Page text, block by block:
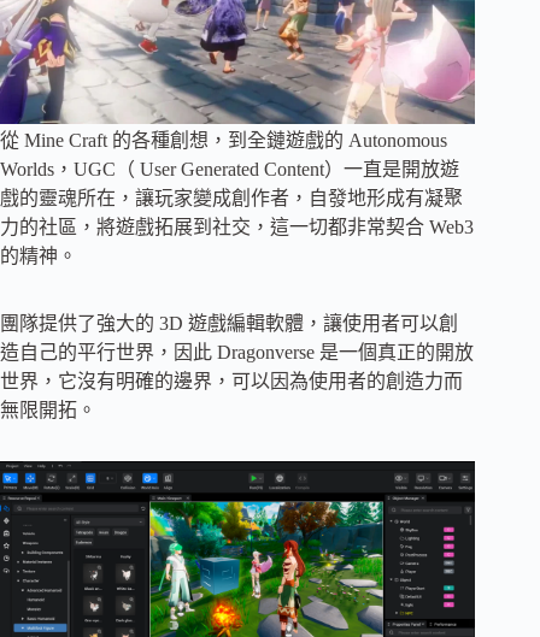
從 Mine Craft 的各種創想，到全鏈遊戲的 Autonomous
Worlds，UGC（ User Generated Content）一直是開放遊
戲的靈魂所在，讓玩家變成創作者，自發地形成有凝聚
力的社區，將遊戲拓展到社交，這一切都非常契合 Web3
的精神。
團隊提供了強大的 3D 遊戲編輯軟體，讓使用者可以創
造自己的平行世界，因此 Dragonverse 是一個真正的開放
世界，它沒有明確的邊界，可以因為使用者的創造力而
無限開拓。